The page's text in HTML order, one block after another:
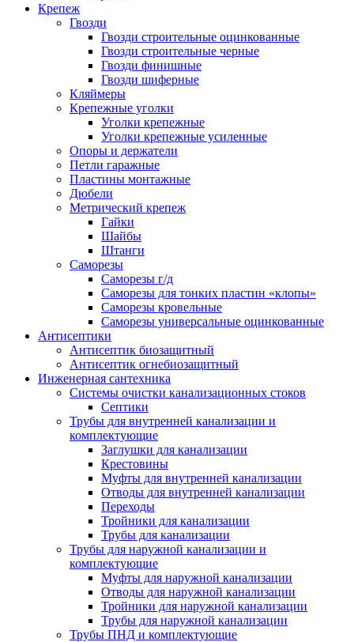
Крепеж
Гвозди
Гвозди строительные оцинкованные
Гвозди строительные черные
Гвозди финишные
Гвозди шиферные
Кляймеры
Крепежные уголки
Уголки крепежные
Уголки крепежные усиленные
Опоры и держатели
Петли гаражные
Пластины монтажные
Дюбели
Метрический крепеж
Гайки
Шайбы
Штанги
Саморезы
Саморезы г/д
Саморезы для тонких пластин «клопы»
Саморезы кровельные
Саморезы универсальные оцинкованные
Антисептики
Антисептик биозащитный
Антисептик огнебиозащитный
Инженерная сантехника
Системы очистки канализационных стоков
Септики
Трубы для внутренней канализации и
комплектующие
Заглушки для канализации
Крестовины
Муфты для внутренней канализации
Отводы для внутренней канализации
Переходы
Тройники для канализации
Трубы для канализации
Трубы для наружной канализации и
комплектующие
Муфты для наружной канализации
Отводы для наружной канализации
Тройники для наружной канализации
Трубы для наружной канализации
Трубы ПНД и комплектующие